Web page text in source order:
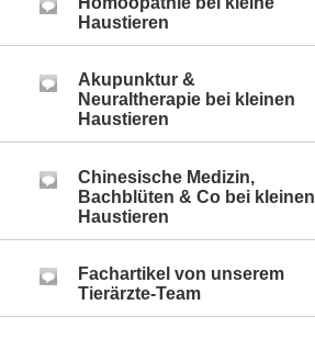
Haustieren
Akupunktur &
Neuraltherapie bei kleinen
Haustieren
Chinesische Medizin,
Bachblüten & Co bei kleinen
Haustieren
Fachartikel von unserem
Tierärzte-Team